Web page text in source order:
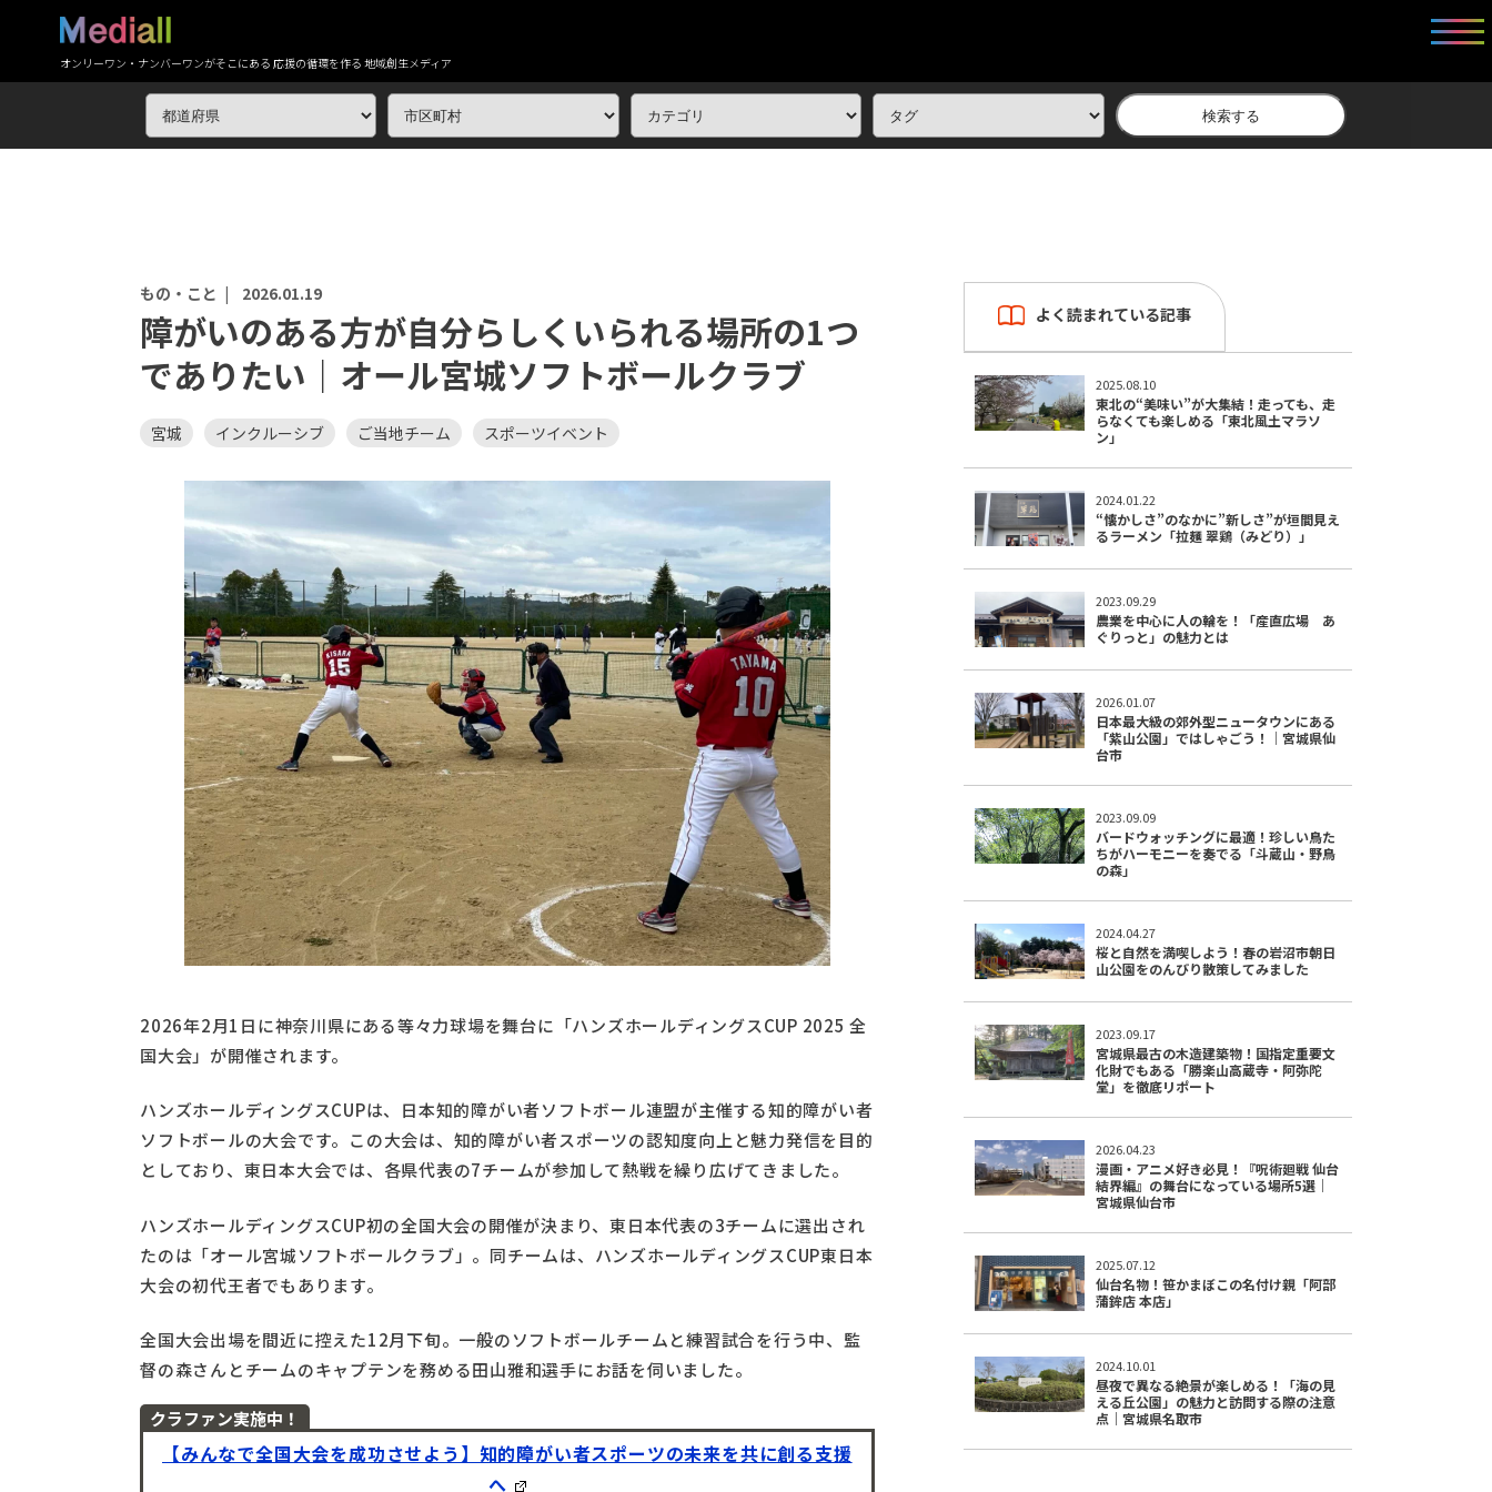
オンリーワン・ナンバーワンがそこにある 応援の循環を作る 地域創生メディア
検索する
もの・こと | 2026.01.19
障がいのある方が自分らしくいられる場所の1つ
でありたい｜オール宮城ソフトボールクラブ
宮城 インクルーシブ ご当地チーム スポーツイベント
2026年2月1日に神奈川県にある等々力球場を舞台に「ハンズホールディングスCUP 2025 全
国大会」が開催されます。
ハンズホールディングスCUPは、日本知的障がい者ソフトボール連盟が主催する知的障がい者
ソフトボールの大会です。この大会は、知的障がい者スポーツの認知度向上と魅力発信を目的
としており、東日本大会では、各県代表の7チームが参加して熱戦を繰り広げてきました。
ハンズホールディングスCUP初の全国大会の開催が決まり、東日本代表の3チームに選出され
たのは「オール宮城ソフトボールクラブ」。同チームは、ハンズホールディングスCUP東日本
大会の初代王者でもあります。
全国大会出場を間近に控えた12月下旬。一般のソフトボールチームと練習試合を行う中、監
督の森さんとチームのキャプテンを務める田山雅和選手にお話を伺いました。
クラファン実施中！
【みんなで全国大会を成功させよう】知的障がい者スポーツの未来を共に創る支援
へ
よく読まれている記事
2025.08.10
東北の“美味い”が大集結！走っても、走
らなくても楽しめる「東北風土マラソ
ン」
2024.01.22
“懐かしさ”のなかに”新しさ”が垣間見え
るラーメン「拉麺 翠鶏（みどり）」
2023.09.29
農業を中心に人の輪を！「産直広場 あ
ぐりっと」の魅力とは
2026.01.07
日本最大級の郊外型ニュータウンにある
「紫山公園」ではしゃごう！｜宮城県仙
台市
2023.09.09
バードウォッチングに最適！珍しい鳥た
ちがハーモニーを奏でる「斗蔵山・野鳥
の森」
2024.04.27
桜と自然を満喫しよう！春の岩沼市朝日
山公園をのんびり散策してみました
2023.09.17
宮城県最古の木造建築物！国指定重要文
化財でもある「勝楽山高蔵寺・阿弥陀
堂」を徹底リポート
2026.04.23
漫画・アニメ好き必見！『呪術廻戦 仙台
結界編』の舞台になっている場所5選｜
宮城県仙台市
2025.07.12
仙台名物！笹かまぼこの名付け親「阿部
蒲鉾店 本店」
2024.10.01
昼夜で異なる絶景が楽しめる！「海の見
える丘公園」の魅力と訪問する際の注意
点｜宮城県名取市